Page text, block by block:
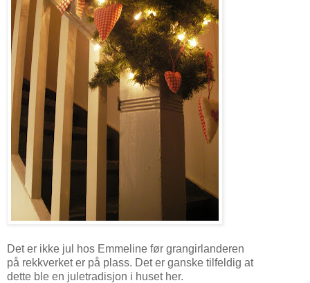
Det er ikke jul hos Emmeline før grangirlanderen
på rekkverket er på plass. Det er ganske tilfeldig at
dette ble en juletradisjon i huset her.